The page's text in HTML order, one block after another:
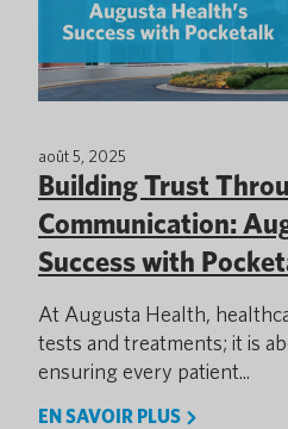
août 5, 2025
Building Trust
Communication:
Success with
At Augusta Health,
tests and treatments; it is
ensuring every patient...
EN SAVOIR PLUS